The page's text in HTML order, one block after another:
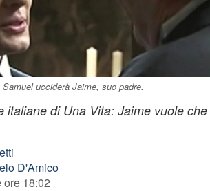
ucciderà Jaime, suo padre.
italiane di Una Vita: Jaime vuole
D'Amico
18:02